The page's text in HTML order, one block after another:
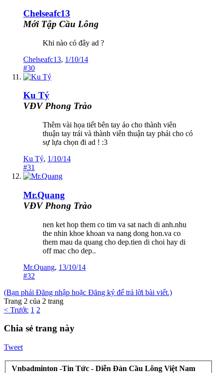
Chelseafc13
Mới Tập Cầu Lông
Khi nào có đây ad ?
Chelseafc13, 1/10/14
#30
Ku Tý
VĐV Phong Trào
Thêm vài họa tiết bên tay áo cho thành viên
thuận tay trái và thành viên thuận tay phải cho có
sự lựa chọn đi ad ! :3
Ku Tý, 1/10/14
#31
Mr.Quang
VĐV Phong Trào
nen ket hop them co tim va sat nach di anh.nhu
the nhin khoe khoan va nang dong hon.va co
them mau da quang cho dep.tien di choi hay di
off mac cho dep..
Mr.Quang, 13/10/14
#32
(Bạn phải Đăng nhập hoặc Đăng ký để trả lời bài viết.)
Trang 2 của 2 trang
< Trước 1 2
Chia sẻ trang này
Tweet
Vnbadminton -Tin Tức - Diễn Đàn Cầu Lông Việt Nam